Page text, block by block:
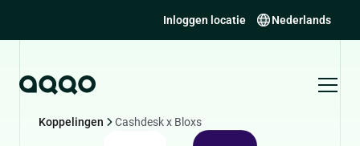
Inloggen locatie Nederlands
Koppelingen Cashdesk x Bloxs